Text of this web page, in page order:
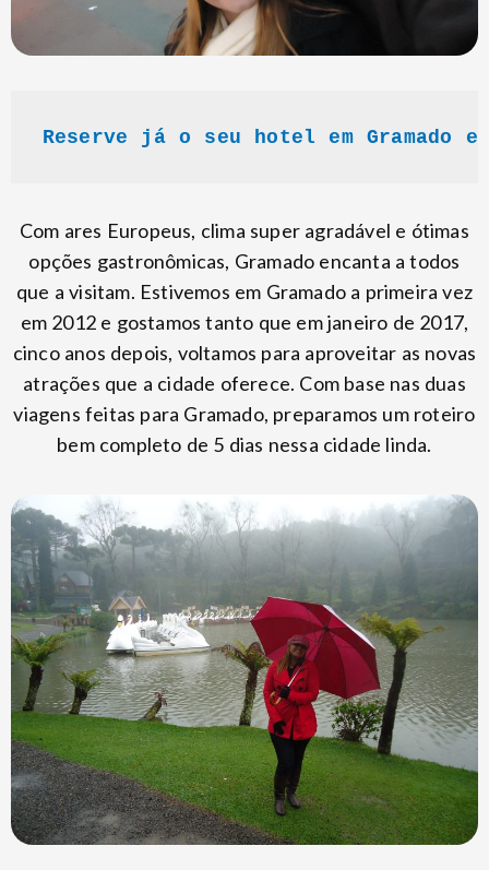
Reserve já o seu hotel em Gramado
Com ares Europeus, clima super agradável e ótimas
opções gastronômicas, Gramado encanta a todos
que a visitam. Estivemos em Gramado a primeira vez
em 2012 e gostamos tanto que em janeiro de 2017,
cinco anos depois, voltamos para aproveitar as novas
atrações que a cidade oferece. Com base nas duas
viagens feitas para Gramado, preparamos um roteiro
bem completo de 5 dias nessa cidade linda.